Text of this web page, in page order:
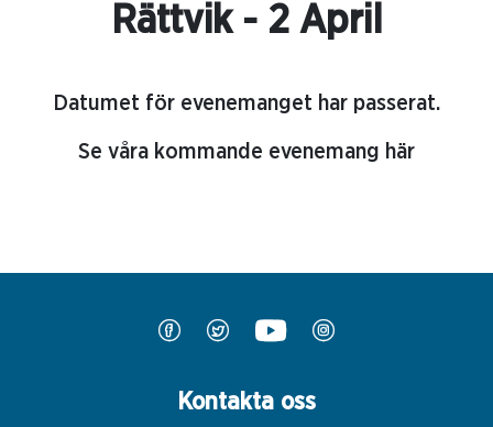
Rättvik - 2 April
Datumet för evenemanget har passerat.
Se våra kommande evenemang här
Kontakta oss